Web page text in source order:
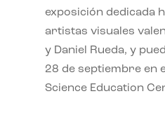
exposición dedicada
artistas visuales
y Daniel Rueda, y
28 de septiembre en
Science Education